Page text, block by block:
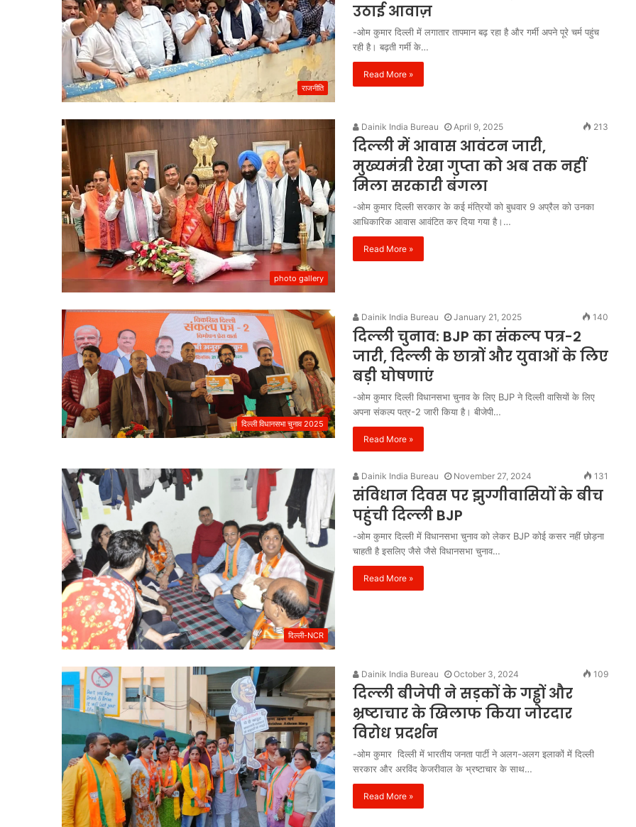
राजनीति
उठाई आवाज़
-ओम कुमार दिल्ली में लगातार तापमान बढ़ रहा है और गर्मी अपने पूरे चर्म पहुंच
रही है। बढ़ती गर्मी के…
Read More »
photo gallery
Dainik India Bureau April 9, 2025 213
दिल्ली में आवास आवंटन जारी,
मुख्यमंत्री रेखा गुप्ता को अब तक नहीं
मिला सरकारी बंगला
-ओम कुमार दिल्ली सरकार के कई मंत्रियों को बुधवार 9 अप्रैल को उनका
आधिकारिक आवास आवंटित कर दिया गया है।…
Read More »
दिल्ली विधानसभा चुनाव 2025
Dainik India Bureau January 21, 2025 140
दिल्ली चुनाव: BJP का संकल्प पत्र-2
जारी, दिल्ली के छात्रों और युवाओं के लिए
बड़ी घोषणाएं
-ओम कुमार दिल्ली विधानसभा चुनाव के लिए BJP ने दिल्ली वासियों के लिए
अपना संकल्प पत्र-2 जारी किया है। बीजेपी…
Read More »
दिल्ली-NCR
Dainik India Bureau November 27, 2024 131
संविधान दिवस पर झुग्गीवासियों के बीच
पहुंची दिल्ली BJP
-ओम कुमार दिल्ली में विधानसभा चुनाव को लेकर BJP कोई कसर नहीं छोड़ना
चाहती है इसलिए जैसे जैसे विधानसभा चुनाव…
Read More »
Dainik India Bureau October 3, 2024 109
दिल्ली बीजेपी ने सड़कों के गड्ढों और
भ्रष्टाचार के खिलाफ किया जोरदार
विरोध प्रदर्शन
-ओम कुमार दिल्ली में भारतीय जनता पार्टी ने अलग-अलग इलाकों में दिल्ली
सरकार और अरविंद केजरीवाल के भ्रष्टाचार के साथ…
Read More »
एकता का महाकुंभ
यात्रा का भव्य
भारत
छोड़ो
आंदोलन
की
नायिका
अरुणा
आसफ
अली
दिल्ली
कांग्रेस
का
नमन
1 week ago
भारत छोड़ो आंदोलन की नायिका अरुणा
आसफ अली को दिल्ली कांग्रेस का नमन
Anti
Paper
पेपर
लीक
माफिया
पर
बड़ी
चोट,
लोकसभा
से
एंटी
लीक
संशोधन
बिल
2026
को
मंजूरी
1 week ago
Anti Paper Leak Bill 2026: पेपर लीक
माफिया पर बड़ी चोट, लोकसभा से एंटी
पेपर लीक संशोधन बिल 2026 को मंजूरी